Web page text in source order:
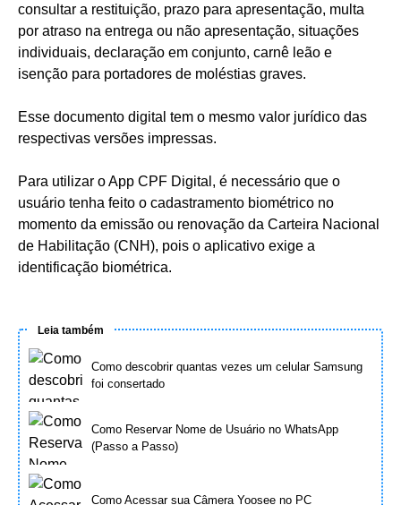
consultar a restituição, prazo para apresentação, multa
por atraso na entrega ou não apresentação, situações
individuais, declaração em conjunto, carnê leão e
isenção para portadores de moléstias graves.
Esse documento digital tem o mesmo valor jurídico das
respectivas versões impressas.
Para utilizar o App CPF Digital, é necessário que o
usuário tenha feito o cadastramento biométrico no
momento da emissão ou renovação da Carteira Nacional
de Habilitação (CNH), pois o aplicativo exige a
identificação biométrica.
Leia também
Como descobrir quantas vezes um celular Samsung
foi consertado
Como Reservar Nome de Usuário no WhatsApp
(Passo a Passo)
Como Acessar sua Câmera Yoosee no PC